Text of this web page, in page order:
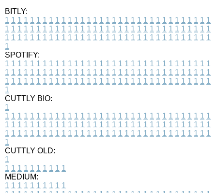
BITLY:
1 1 1 1 1 1 1 1 1 1 1 1 1 1 1 1 1 1 1 1 1 1 1 1 1 1 1 1 1 1 1 1 1
1 1 1 1 1 1 1 1 1 1 1 1 1 1 1 1 1 1 1 1 1 1 1 1 1 1 1 1 1 1 1 1 1
1 1 1 1 1 1 1 1 1 1 1 1 1 1 1 1 1 1 1 1 1 1 1 1 1 1 1 1 1 1 1 1 1
1
SPOTIFY:
1 1 1 1 1 1 1 1 1 1 1 1 1 1 1 1 1 1 1 1 1 1 1 1 1 1 1 1 1 1 1 1 1
1 1 1 1 1 1 1 1 1 1 1 1 1 1 1 1 1 1 1 1 1 1 1 1 1 1 1 1 1 1 1 1 1
1 1 1 1 1 1 1 1 1 1 1 1 1 1 1 1 1 1 1 1 1 1 1 1 1 1 1 1 1 1 1 1 1
1
CUTTLY BIO:
1
1 1 1 1 1 1 1 1 1 1 1 1 1 1 1 1 1 1 1 1 1 1 1 1 1 1 1 1 1 1 1 1 1
1 1 1 1 1 1 1 1 1 1 1 1 1 1 1 1 1 1 1 1 1 1 1 1 1 1 1 1 1 1 1 1 1
1 1 1 1 1 1 1 1 1 1 1 1 1 1 1 1 1 1 1 1 1 1 1 1 1 1 1 1 1 1 1 1 1
1
CUTTLY OLD:
1
1 1 1 1 1 1 1 1 1 1
MEDIUM:
1 1 1 1 1 1 1 1 1 1